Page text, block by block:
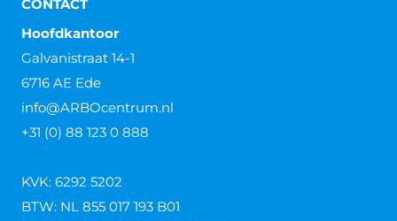
Lees verder »
Is een Pools heftruckcertificaat
geldig in Nederland?
Is een Pools heftruckcertificaat geldig in Nederland?
Nederland. Een groot aantal werkt in de agrarische
sector